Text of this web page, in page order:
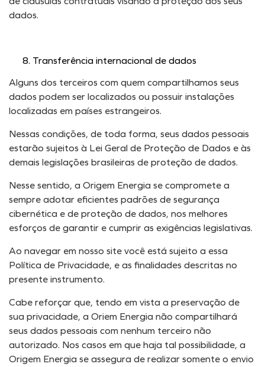
dados.
Transferência internacional de dados
Alguns dos terceiros com quem compartilhamos seus
dados podem ser localizados ou possuir instalações
localizadas em países estrangeiros.
Nessas condições, de toda forma, seus dados pessoais
estarão sujeitos à Lei Geral de Proteção de Dados e às
demais legislações brasileiras de proteção de dados.
Nesse sentido, a Origem Energia se compromete a
sempre adotar eficientes padrões de segurança
cibernética e de proteção de dados, nos melhores
esforços de garantir e cumprir as exigências legislativas.
Ao navegar em nosso site você está sujeito a essa
Política de Privacidade, e as finalidades descritas no
presente instrumento.
Cabe reforçar que, tendo em vista a preservação de
sua privacidade, a Oriem Energia não compartilhará
seus dados pessoais com nenhum terceiro não
autorizado. Nos casos em que haja tal possibilidade, a
Origem Energia se assegura de realizar somente o envio